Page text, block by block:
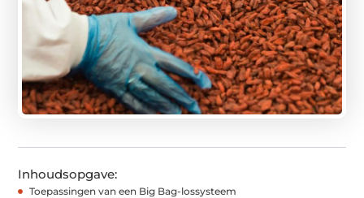
Inhoudsopgave:
Toepassingen van een Big Bag-lossysteem